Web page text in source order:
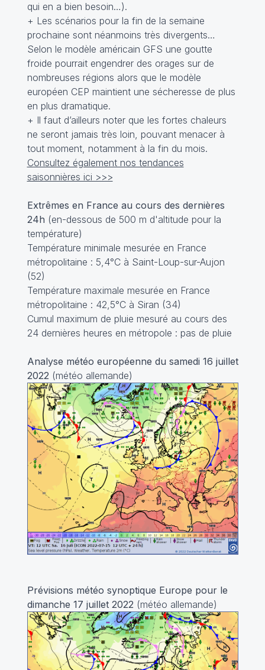
qui en a bien besoin…).
+ Les scénarios pour la fin de la semaine
prochaine sont néanmoins très divergents…
Selon le modèle américain GFS une goutte
froide pourrait engendrer des orages sur de
nombreuses régions alors que le modèle
européen CEP maintient une sécheresse de plus
en plus dramatique.
+ Il faut d’ailleurs noter que les fortes chaleurs
ne seront jamais très loin, pouvant menacer à
tout moment, notamment à la fin du mois.
Consultez également nos tendances
saisonnières ici >>>
Extrêmes en France au cours des dernières
24h (en-dessous de 500 m d'altitude pour la
température)
Température minimale mesurée en France
métropolitaine : 5,4°C à Saint-Loup-sur-Aujon
(52)
Température maximale mesurée en France
métropolitaine : 42,5°C à Siran (34)
Cumul maximum de pluie mesuré au cours des
24 dernières heures en métropole : pas de pluie
Analyse météo européenne du samedi 16 juillet
2022 (météo allemande)
Prévisions météo synoptique Europe pour le
dimanche 17 juillet 2022 (météo allemande)